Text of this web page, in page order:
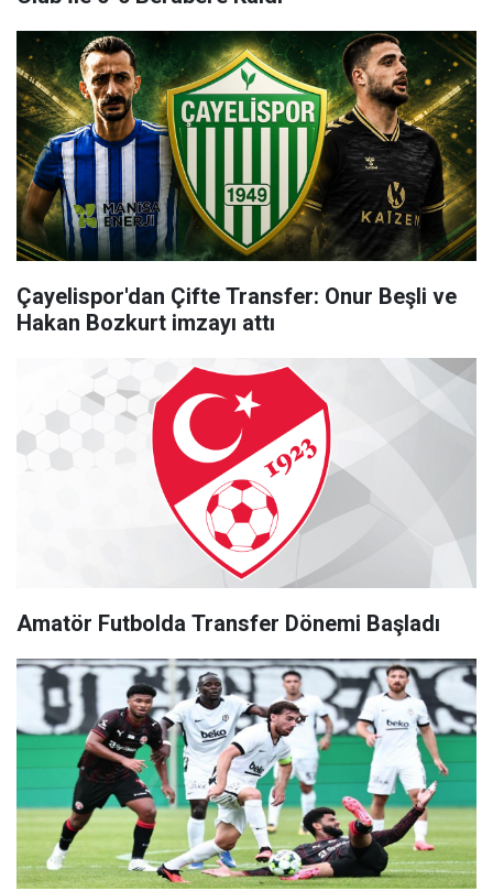
Çayelispor'dan Çifte Transfer: Onur Beşli ve
Hakan Bozkurt imzayı attı
Amatör Futbolda Transfer Dönemi Başladı